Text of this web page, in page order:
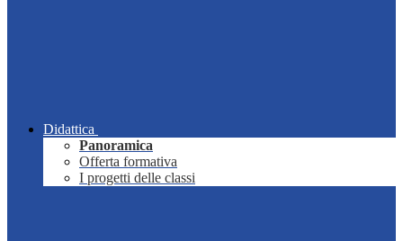
Didattica
Panoramica
Offerta formativa
I progetti delle classi